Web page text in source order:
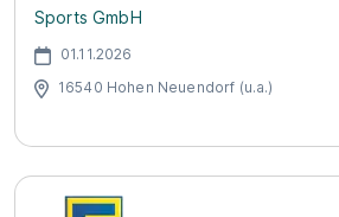
Sports GmbH
01.11.2026
16540 Hohen Neuendorf (u.a.)